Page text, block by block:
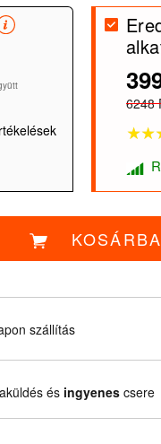
6248
KOSÁRBA
szállítás
és ingyenes csere